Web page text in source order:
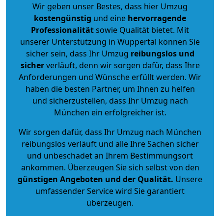
Wir geben unser Bestes, dass hier Umzug
kostengünstig und eine hervorragende
Professionalitätsowie Qualität bietet. Mit
unserer Unterstützung in Wuppertal können Sie
sicher sein, dass Ihr Umzug reibungslos und
sicherverläuft, denn wir sorgen dafür, dass Ihre
Anforderungen und Wünsche erfüllt werden. Wir
haben die besten Partner, um Ihnen zu helfen
und sicherzustellen, dass Ihr Umzug nach
München ein erfolgreicher ist.
Wir sorgen dafür, dass Ihr Umzug nach München
reibungslos verläuft und alle Ihre Sachen sicher
und unbeschadet an Ihrem Bestimmungsort
ankommen. Überzeugen Sie sich selbst von den
günstigen Angeboten und der Qualität. Unsere
umfassender Service wird Sie garantiert
überzeugen.